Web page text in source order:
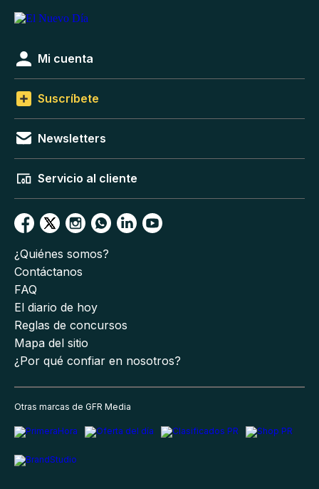
Mi cuenta
Suscríbete
Newsletters
Servicio al cliente
¿Quiénes somos?
Contáctanos
FAQ
El diario de hoy
Reglas de concursos
Mapa del sitio
¿Por qué confiar en nosotros?
Otras marcas de GFR Media